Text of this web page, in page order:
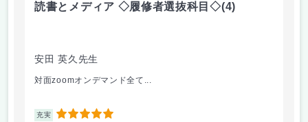
読書とメディア ◇履修者選抜科目◇(4)
安田 英久先生
対面zoomオンデマンド全て...
充実 5